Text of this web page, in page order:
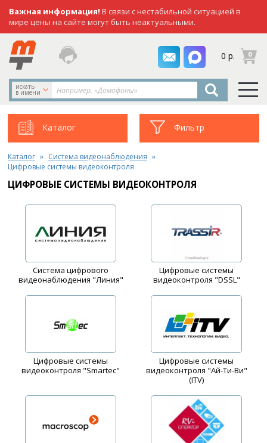
Важная информация! В связи с нестабильной ситуацией в
мире цены на сайте могут быть неактуальными.
0 р. 0
искать
в имени
Каталог Фильтр
Каталог
Система видеонаблюдения
Цифровые системы видеоконтроля
ЦИФРОВЫЕ СИСТЕМЫ ВИДЕОКОНТРОЛЯ
Система цифрового
видеонаблюдения "Линия"
Цифровые системы
видеоконтроля "DSSL"
Цифровые системы
видеоконтроля "Smartec"
Цифровые системы
видеоконтроля "Ай-Ти-Ви"
(ITV)